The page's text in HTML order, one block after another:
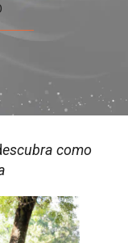
escubra como